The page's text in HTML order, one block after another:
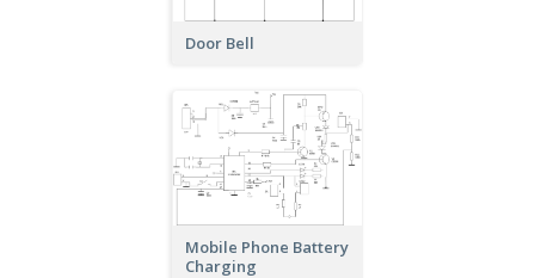
Door Bell
Mobile Phone Battery
Charging